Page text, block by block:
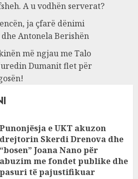
A u vodhën serverat?
ja çfarë dënimi
Antonela Berishën
më ngjau me Talo
Dumanit flet për
Punonjësja e UKT akuzon
drejtorin Skerdi Drenova dhe
“bosen” Joana Nano për
abuzim me fondet publike dhe
pasuri të pajustifikuar